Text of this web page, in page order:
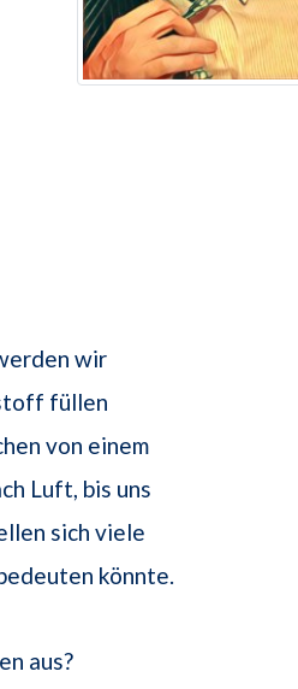
wir
füllen
von einem
Luft, bis uns
sich viele
könnte.
aus?